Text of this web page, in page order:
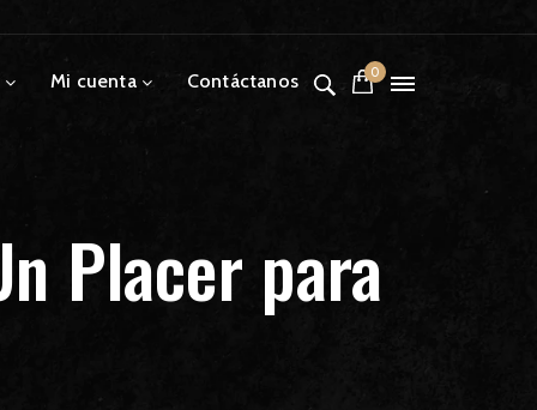
0
Mi cuenta Contáctanos
Placer para